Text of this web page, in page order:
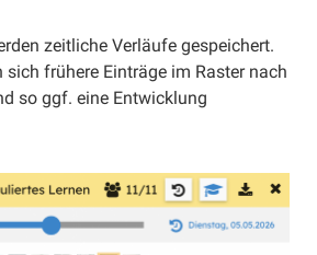
zeitliche Verläufe gespeichert.
sich frühere Einträge im Raster nach
so ggf. eine Entwicklung